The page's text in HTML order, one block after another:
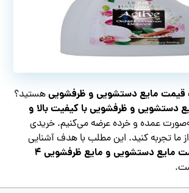
قیمت مایع دستشویی و ظرفشوییهستید؟
دستشویی و ظرفشویی با کیفیت بالا و
عمده و خرده عرضه می‌کنیم. خریدی
ما تجربه کنید. این مطلب با هدف آشنایی
قیمت مایع دستشویی و مایع ظرفشویی ۴